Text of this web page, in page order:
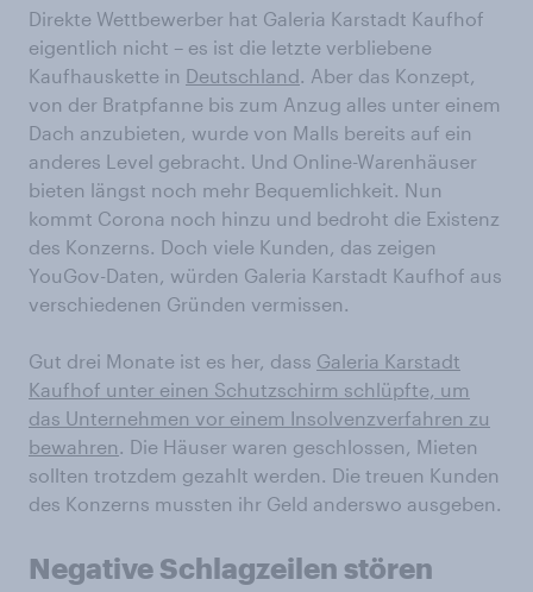
Direkte Wettbewerber hat Galeria Karstadt Kaufhof
eigentlich nicht – es ist die letzte verbliebene
Kaufhauskette in Deutschland. Aber das Konzept,
von der Bratpfanne bis zum Anzug alles unter einem
Dach anzubieten, wurde von Malls bereits auf ein
anderes Level gebracht. Und Online-Warenhäuser
bieten längst noch mehr Bequemlichkeit. Nun
kommt Corona noch hinzu und bedroht die Existenz
des Konzerns. Doch viele Kunden, das zeigen
YouGov-Daten, würden Galeria Karstadt Kaufhof aus
verschiedenen Gründen vermissen.
Gut drei Monate ist es her, dass Galeria Karstadt
Kaufhof unter einen Schutzschirm schlüpfte, um
das Unternehmen vor einem Insolvenzverfahren zu
bewahren. Die Häuser waren geschlossen, Mieten
sollten trotzdem gezahlt werden. Die treuen Kunden
des Konzerns mussten ihr Geld anderswo ausgeben.
Negative Schlagzeilen stören